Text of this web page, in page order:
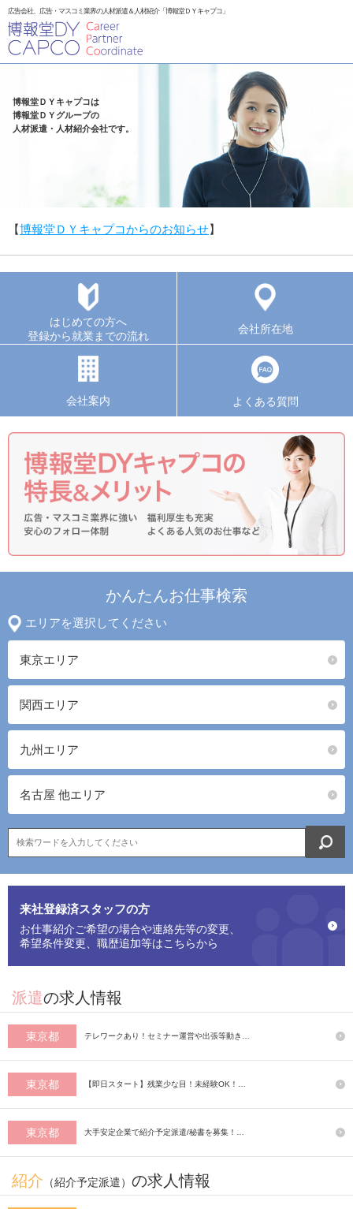
広告会社、広告・マスコミ業界の人材派遣＆人材紹介「博報堂ＤＹキャプコ」
博報堂ＤＹキャプコは
博報堂ＤＹグループの
人材派遣・人材紹介会社です。
【博報堂ＤＹキャプコからのお知らせ】
はじめての方へ
登録から就業までの流れ
会社所在地
会社案内 よくある質問
かんたんお仕事検索
エリアを選択してください
東京エリア
関西エリア
九州エリア
名古屋 他エリア
来社登録済スタッフの方
お仕事紹介ご希望の場合や連絡先等の変更、
希望条件変更、職歴追加等はこちらから
派遣の求人情報
東京都 テレワークあり！セミナー運営や出張等動き…
東京都 【即日スタート】残業少な目！未経験OK！…
東京都 大手安定企業で紹介予定派遣/秘書を募集！…
紹介 （紹介予定派遣） の求人情報